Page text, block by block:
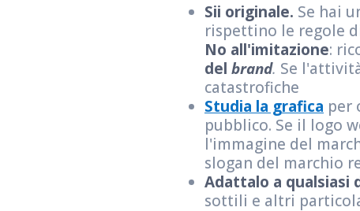
Sii originale. Se hai
rispettino le regole
No all'imitazione:
del brand. Se
catastrofiche
Studia la grafica per
pubblico. Se il logo
l'immagine del
slogan del marchio
Adattalo a qualsiasi
sottili e altri